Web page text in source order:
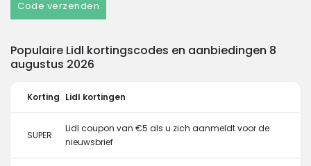
Code verzenden
Populaire Lidl kortingscodes en aanbiedingen 8
augustus 2026
Korting Lidl kortingen
SUPER
Lidl coupon van €5 als u zich aanmeldt voor de
nieuwsbrief